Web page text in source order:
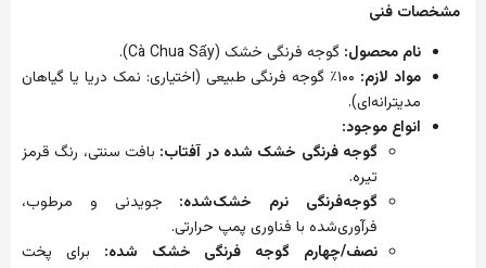
مشخصات فنی
نام محصول: گوجه فرنگی خشک (Cà Chua Sấy).
مواد لازم: ۱۰۰٪ گوجه فرنگی طبیعی (اختیاری: نمک دریا یا گیاهان
مدیترانه‌ای).
انواع موجود:
گوجه فرنگی خشک شده در آفتاب: بافت سنتی، رنگ قرمز
تیره.
گوجه‌فرنگی
نرم خشک‌شده: جویدنی و
مرطوب،
فرآوری‌شده با فناوری پمپ حرارتی.
نصف/چهارم گوجه فرنگی خشک شده: برای
پخت